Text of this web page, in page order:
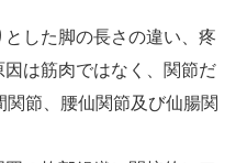
した脚の長さの違い、疼
は筋肉ではなく、関節だ
節、腰仙関節及び仙腸関